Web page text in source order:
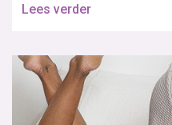
Lees verder